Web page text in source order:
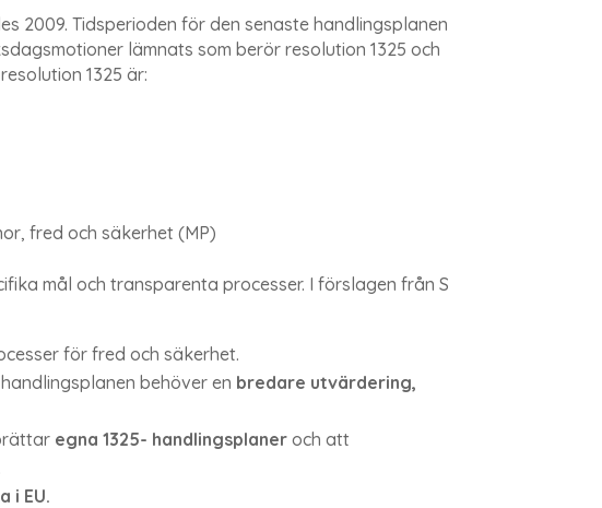
2009. Tidsperioden för den senaste handlingsplanen
lämnats som berör resolution 1325 och
1325 är:
fred och säkerhet (MP)
mål och transparenta processer. I förslagen från S
för fred och säkerhet.
behöver en bredare utvärdering,
egna 1325- handlingsplaneroch att
i EU.